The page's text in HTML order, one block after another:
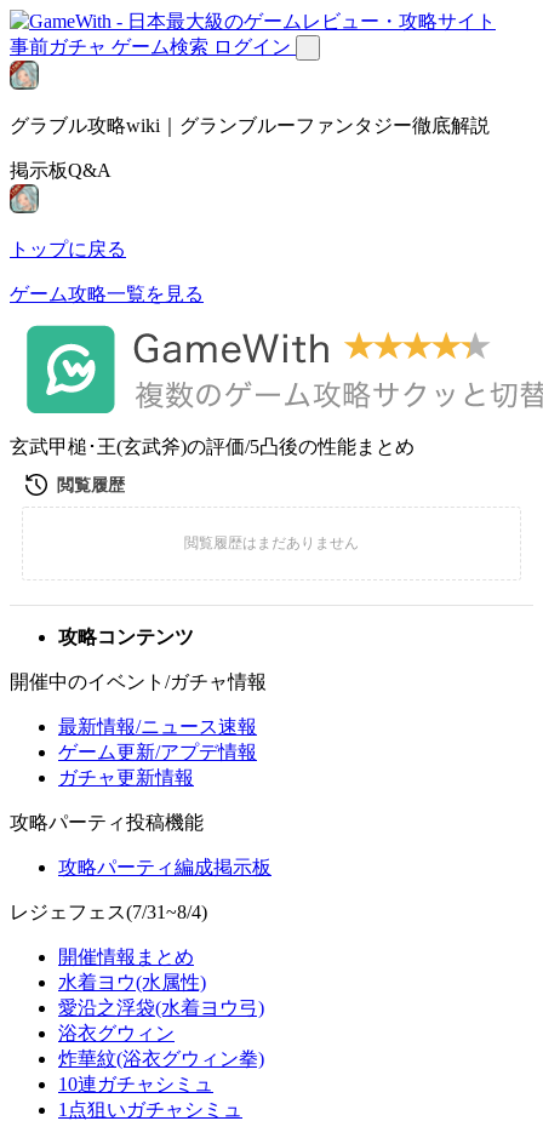
事前ガチャ ゲーム検索 ログイン
グラブル攻略wiki｜グランブルーファンタジー徹底解説
掲示板Q&A
トップに戻る
ゲーム攻略一覧を見る
玄武甲槌･王(玄武斧)の評価/5凸後の性能まとめ
攻略コンテンツ
開催中のイベント/ガチャ情報
最新情報/ニュース速報
ゲーム更新/アプデ情報
ガチャ更新情報
攻略パーティ投稿機能
攻略パーティ編成掲示板
レジェフェス(7/31~8/4)
開催情報まとめ
水着ヨウ(水属性)
愛沿之浮袋(水着ヨウ弓)
浴衣グウィン
炸華紋(浴衣グウィン拳)
10連ガチャシミュ
1点狙いガチャシミュ